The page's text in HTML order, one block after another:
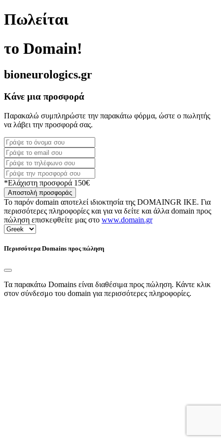
Πωλείται
το Domain!
bioneurologics.gr
Κάνε μια προσφορά
Παρακαλώ συμπληρώστε την παρακάτω φόρμα, ώστε ο πωλητής
να λάβει την προσφορά σας.
*Ελάχιστη προσφορά 150€
Αποστολή προσφοράς
Το παρόν domain αποτελεί ιδιοκτησία της DOMAINGR ΙΚΕ. Για
περισσότερες πληροφορίες και για να δείτε και άλλα domain προς
πώληση επισκεφθείτε μας στο www.domain.gr
Περισσότερα Domains προς πώληση
Τα παρακάτω Domains είναι διαθέσιμα προς πώληση. Κάντε κλικ
στον σύνδεσμο του domain για περισσότερες πληροφορίες.